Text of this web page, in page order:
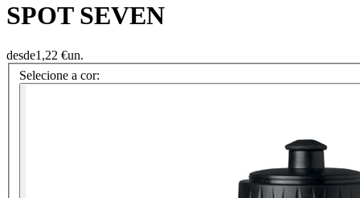
SPOT SEVEN
desde1,22 €un.
Selecione a cor: